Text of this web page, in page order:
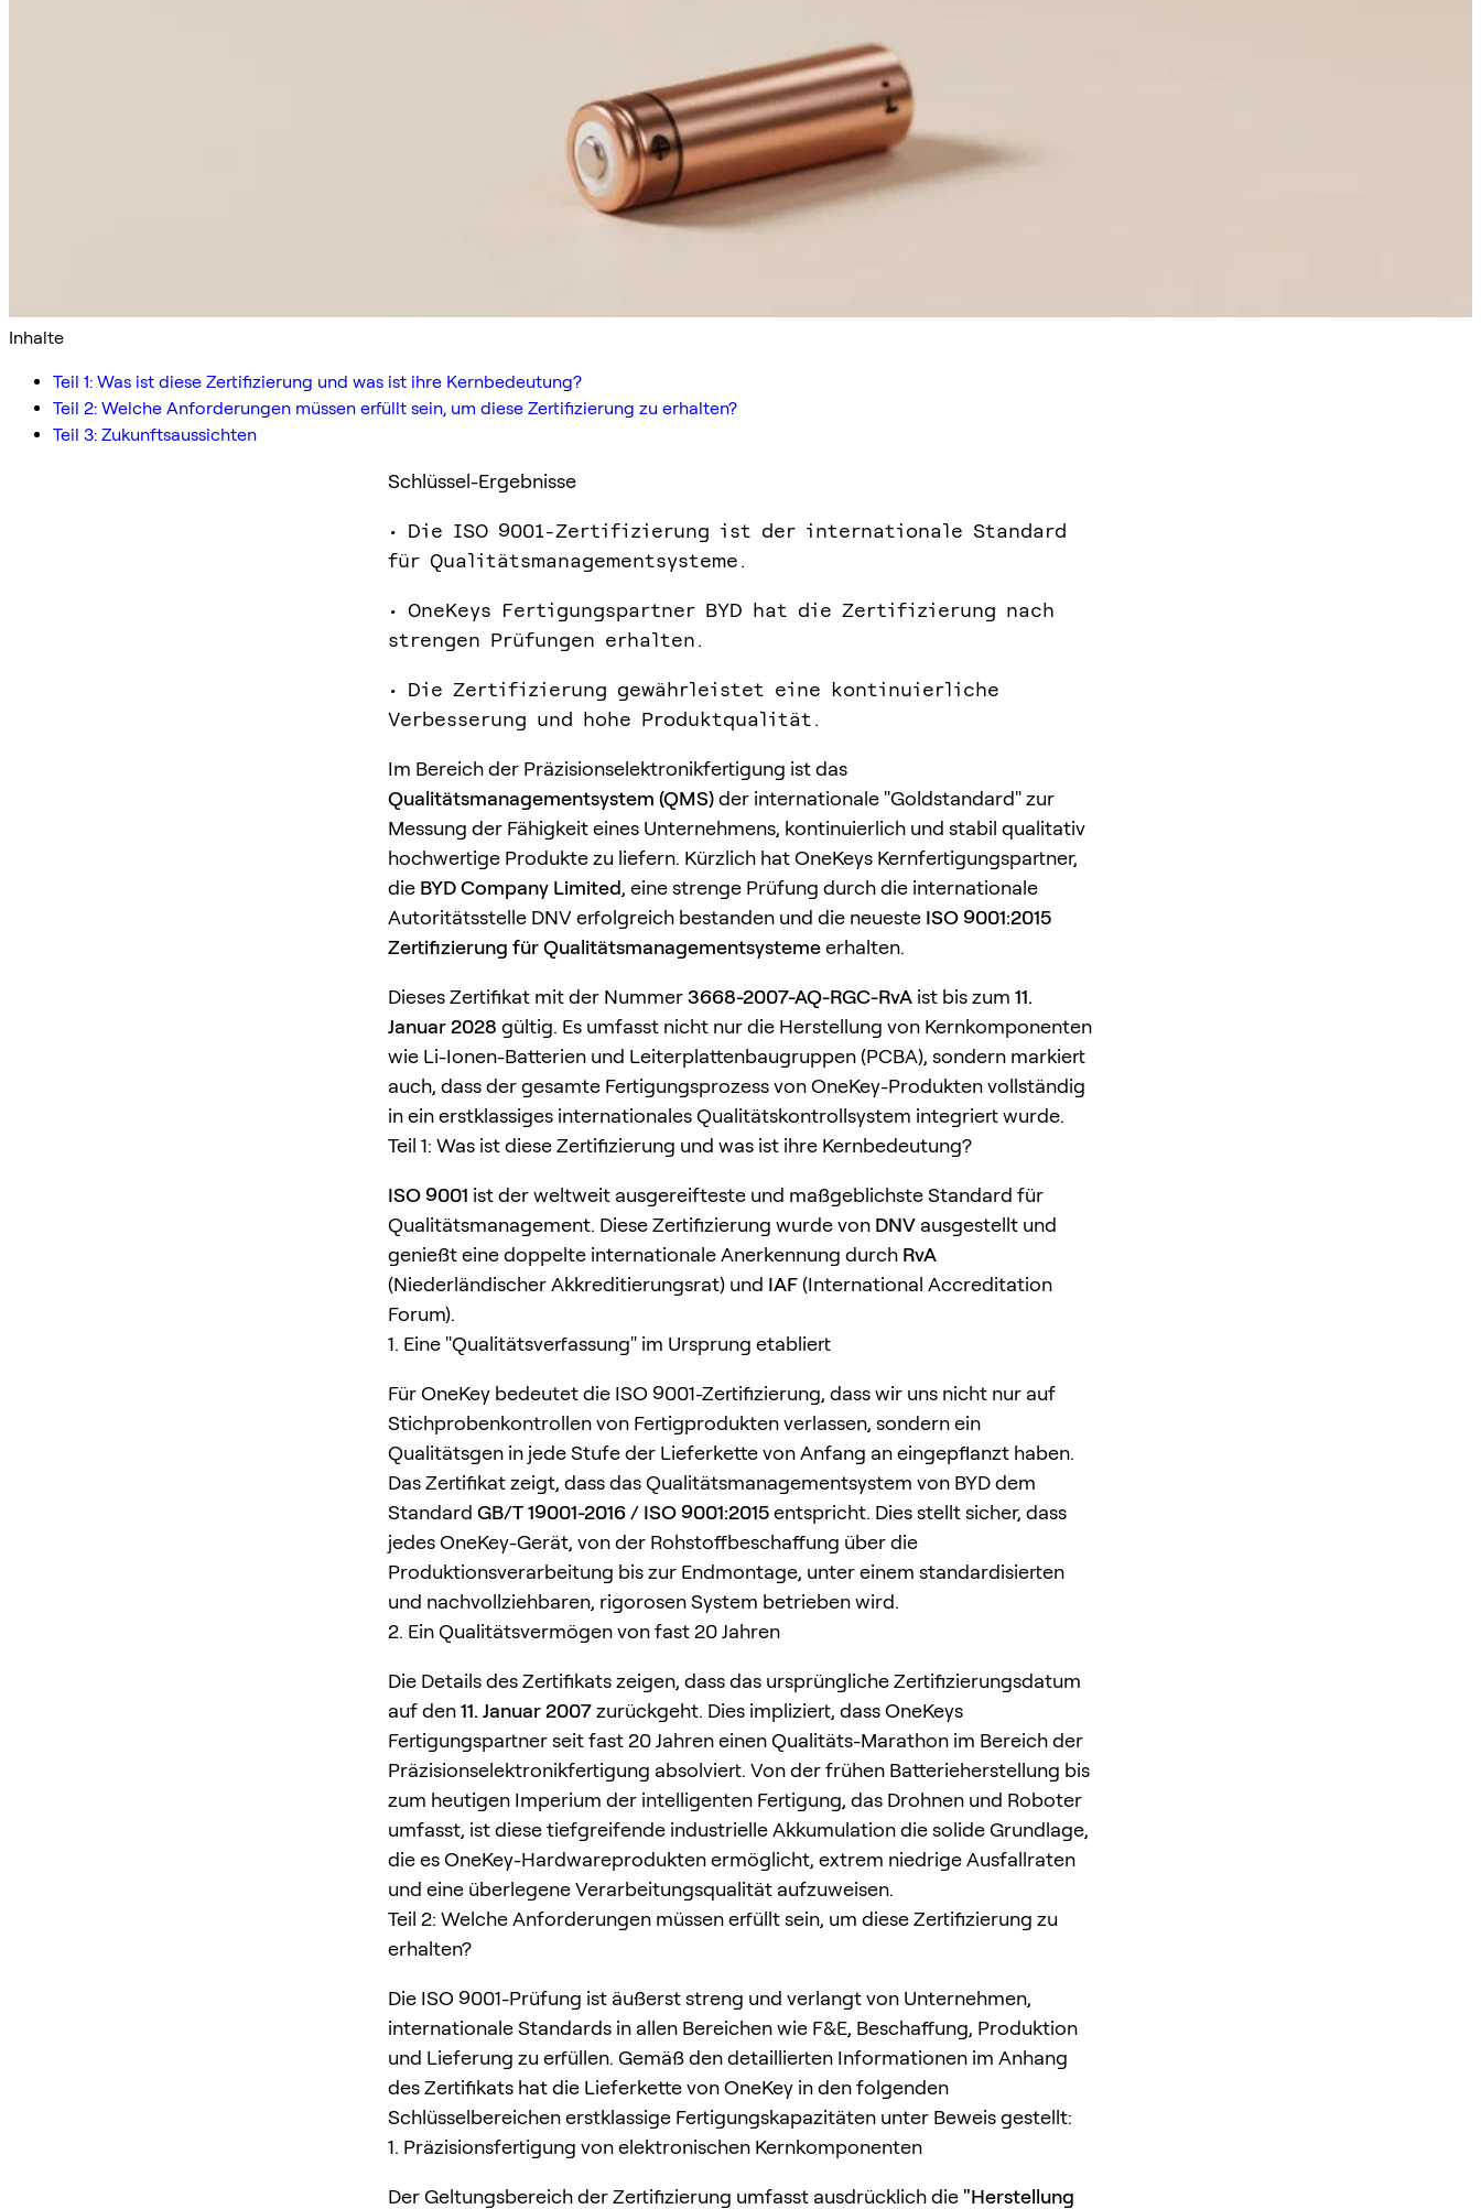
Inhalte
Teil 1: Was ist diese Zertifizierung und was ist ihre Kernbedeutung?
Teil 2: Welche Anforderungen müssen erfüllt sein, um diese Zertifizierung zu erhalten?
Teil 3: Zukunftsaussichten
Schlüssel-Ergebnisse
• Die ISO 9001-Zertifizierung ist der internationale Standard
für Qualitätsmanagementsysteme.
• OneKeys Fertigungspartner BYD hat die Zertifizierung nach
strengen Prüfungen erhalten.
• Die Zertifizierung gewährleistet eine kontinuierliche
Verbesserung und hohe Produktqualität.
Im Bereich der Präzisionselektronikfertigung ist das
Qualitätsmanagementsystem (QMS)der internationale "Goldstandard" zur
Messung der Fähigkeit eines Unternehmens, kontinuierlich und stabil qualitativ
hochwertige Produkte zu liefern. Kürzlich hat OneKeys Kernfertigungspartner,
die BYD Company Limited, eine strenge Prüfung durch die internationale
Autoritätsstelle DNV erfolgreich bestanden und die neueste ISO 9001:2015
Zertifizierung für Qualitätsmanagementsystemeerhalten.
Dieses Zertifikat mit der Nummer3668-2007-AQ-RGC-RvA ist bis zum 11.
Januar 2028 gültig. Es umfasst nicht nur die Herstellung von Kernkomponenten
wie Li-Ionen-Batterien und Leiterplattenbaugruppen (PCBA), sondern markiert
auch, dass der gesamte Fertigungsprozess von OneKey-Produkten vollständig
in ein erstklassiges internationales Qualitätskontrollsystem integriert wurde.
Teil 1: Was ist diese Zertifizierung und was ist ihre Kernbedeutung?
ISO 9001 ist der weltweit ausgereifteste und maßgeblichste Standard für
Qualitätsmanagement. Diese Zertifizierung wurde von DNV ausgestellt und
genießt eine doppelte internationale Anerkennung durch RvA
(Niederländischer Akkreditierungsrat) und IAF(International Accreditation
Forum).
1. Eine "Qualitätsverfassung" im Ursprung etabliert
Für OneKey bedeutet die ISO 9001-Zertifizierung, dass wir uns nicht nur auf
Stichprobenkontrollen von Fertigprodukten verlassen, sondern ein
Qualitätsgen in jede Stufe der Lieferkette von Anfang an eingepflanzt haben.
Das Zertifikat zeigt, dass das Qualitätsmanagementsystem von BYD dem
Standard GB/T 19001-2016 / ISO 9001:2015entspricht. Dies stellt sicher, dass
jedes OneKey-Gerät, von der Rohstoffbeschaffung über die
Produktionsverarbeitung bis zur Endmontage, unter einem standardisierten
und nachvollziehbaren, rigorosen System betrieben wird.
2. Ein Qualitätsvermögen von fast 20 Jahren
Die Details des Zertifikats zeigen, dass das ursprüngliche Zertifizierungsdatum
auf den11. Januar 2007zurückgeht. Dies impliziert, dass OneKeys
Fertigungspartner seit fast 20 Jahren einen Qualitäts-Marathon im Bereich der
Präzisionselektronikfertigung absolviert. Von der frühen Batterieherstellung bis
zum heutigen Imperium der intelligenten Fertigung, das Drohnen und Roboter
umfasst, ist diese tiefgreifende industrielle Akkumulation die solide Grundlage,
die es OneKey-Hardwareprodukten ermöglicht, extrem niedrige Ausfallraten
und eine überlegene Verarbeitungsqualität aufzuweisen.
Teil 2: Welche Anforderungen müssen erfüllt sein, um diese Zertifizierung zu
erhalten?
Die ISO 9001-Prüfung ist äußerst streng und verlangt von Unternehmen,
internationale Standards in allen Bereichen wie F&E, Beschaffung, Produktion
und Lieferung zu erfüllen. Gemäß den detaillierten Informationen im Anhang
des Zertifikats hat die Lieferkette von OneKey in den folgenden
Schlüsselbereichen erstklassige Fertigungskapazitäten unter Beweis gestellt:
1. Präzisionsfertigung von elektronischen Kernkomponenten
Der Geltungsbereich der Zertifizierung umfasst ausdrücklich die"Herstellung